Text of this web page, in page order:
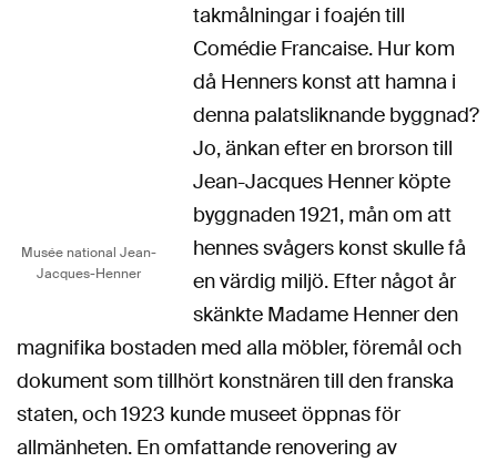
Musée national Jean-
Jacques-Henner
takmålningar i foajén till
Comédie Francaise. Hur kom
då Henners konst att hamna i
denna palatsliknande byggnad?
Jo, änkan efter en brorson till
Jean-Jacques Henner köpte
byggnaden 1921, mån om att
hennes svågers konst skulle få
en värdig miljö. Efter något år
skänkte Madame Henner den
magnifika bostaden med alla möbler, föremål och
dokument som tillhört konstnären till den franska
staten, och 1923 kunde museet öppnas för
allmänheten. En omfattande renovering av